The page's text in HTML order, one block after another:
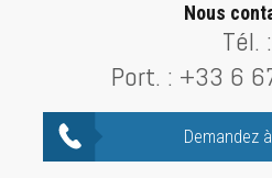
Nous
Tél. :
Port. : +33 6
Demandez